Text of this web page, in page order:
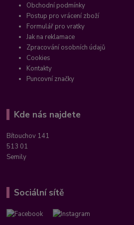
Obchodní podmínky
Postup pro vrácení zboží
Formulář pro vratky
Jak na reklamace
Zpracování osobních údajů
Cookies
Kontakty
Puncovní značky
Kde nás najdete
Bítouchov 141
513 01
Semily
Sociální sítě